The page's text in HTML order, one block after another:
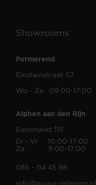
Showrooms
Purmerend
Einsteinstraat 57
Wo - Za 09:00-17:00
Alphen aan den Rijn
Euromarkt 115
Di - Vr 10:00-17:00
Za 9:00-17:00
085 - 114 45 88
info@puuur-interiors.nl